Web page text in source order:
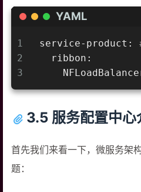
YAML
1
2
3
service-product:
ribbon:
3.5 服务配置中心
首先我们来看一下，微服务架
题：